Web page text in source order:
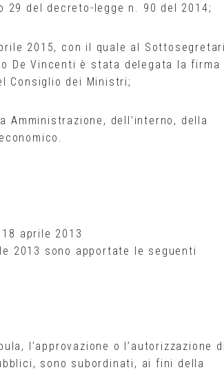
del decreto-legge n. 90 del 2014;
2015, con il quale al
De Vincenti è stata delegata la firma
Consiglio dei Ministri;
dell’interno, della
aprile 2013
2013 sono apportate le seguenti
l’approvazione o l’autorizzazione
sono subordinati, ai fini della